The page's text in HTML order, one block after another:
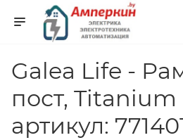
Galea Life -
пост, Titanium
артикул: